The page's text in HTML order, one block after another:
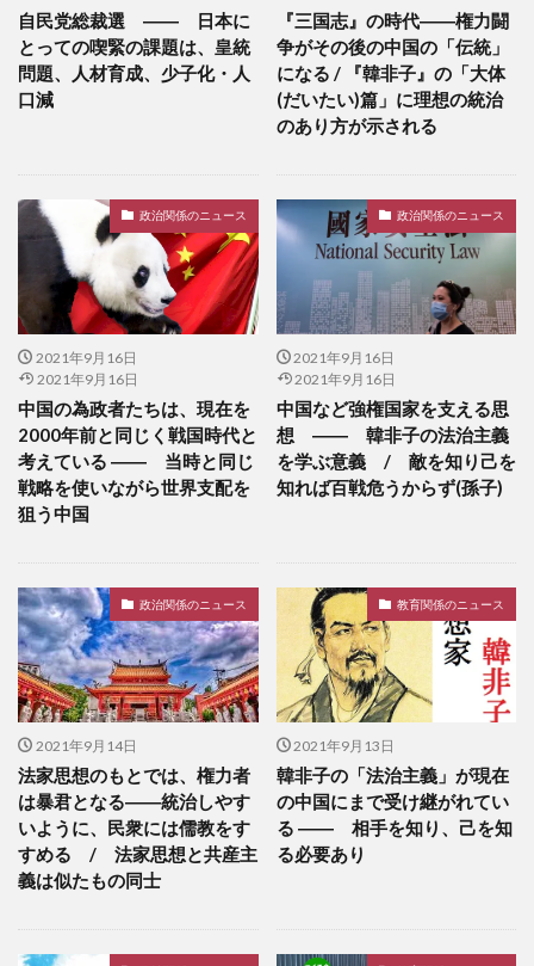
自民党総裁選 ―― 日本に
とっての喫緊の課題は、皇統
問題、人材育成、少子化・人
口減
『三国志』の時代――権力闘
争がその後の中国の「伝統」
になる / 『韓非子』の「大体
(だいたい)篇」に理想の統治
のあり方が示される
政治関係のニュース
2021年9月16日
2021年9月16日
中国の為政者たちは、現在を
2000年前と同じく戦国時代と
考えている ―― 当時と同じ
戦略を使いながら世界支配を
狙う中国
政治関係のニュース
2021年9月16日
2021年9月16日
中国など強権国家を支える思
想 ―― 韓非子の法治主義
を学ぶ意義 / 敵を知り己を
知れば百戦危うからず(孫子)
政治関係のニュース
2021年9月14日
法家思想のもとでは、権力者
は暴君となる――統治しやす
いように、民衆には儒教をす
すめる / 法家思想と共産主
義は似たもの同士
教育関係のニュース
2021年9月13日
韓非子の「法治主義」が現在
の中国にまで受け継がれてい
る ―― 相手を知り、己を知
る必要あり